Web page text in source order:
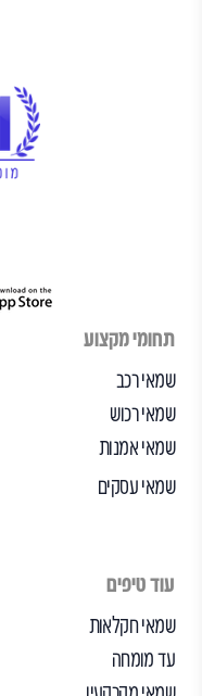
תחומי מקצוע
שמאי רכב
שמאי רכוש
שמאי אמנות
שמאי עסקים
עוד טיפים
שמאי חקלאות
עד מומחה